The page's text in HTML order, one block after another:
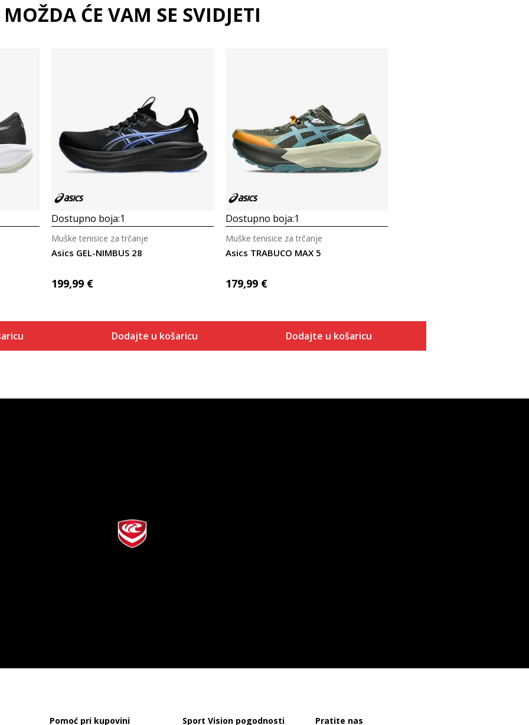
MOŽDA ĆE VAM SE SVIDJETI
Dostupno boja:1
Asics GEL-NIMBUS 28
Muške tenisice za trčanje
199,99 €
Dodajte u košaricu
Dostupno boja:1
Asics TRABUCO MAX 5
Muške tenisice za trčanje
179,99 €
Dodajte u košaricu
Pomoć pri kupovini Sport Vision pogodnosti Pratite nas